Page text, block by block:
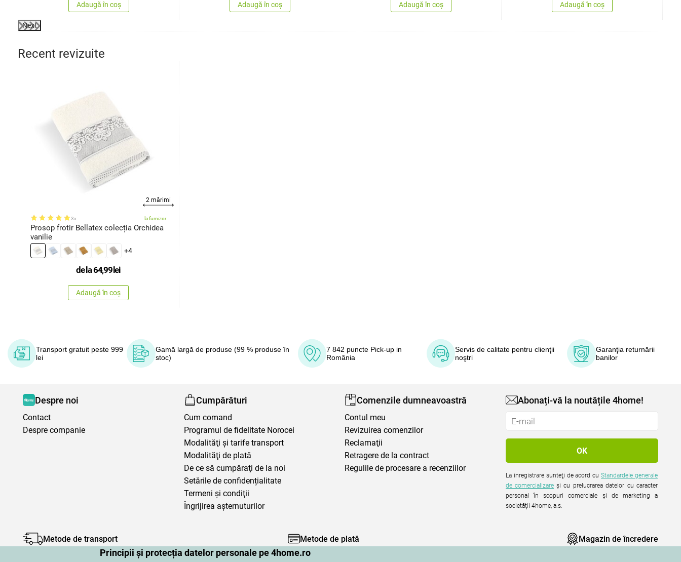
Principii și protecția datelor personale pe 4home.ro
Adaugă în coș Adaugă în coș Adaugă în coș Adaugă în coș
Next
Recent revizuite
2 mărimi
3x la furnizor
Prosop frotir Bellatex colecția Orchidea
vanilie
+4
de la64,99lei
Adaugă în coș
Transport gratuit peste 999
lei
Gamă largă de produse (99 % produse în
stoc)
7 842 puncte Pick-up in
România
Servis de calitate pentru clienţii
noştri
Garanţia returnării
banilor
Despre noi
Contact
Despre companie
Cumpărături
Cum comand
Programul de fidelitate Norocei
Modalităţi şi tarife transport
Modalităţi de plată
De ce să cumpăraţi de la noi
Setările de confidențialitate
Termeni şi condiţii
Îngrijirea așternuturilor
Comenzile dumneavoastră
Contul meu
Revizuirea comenzilor
Reclamaţii
Retragere de la contract
Regulile de procesare a recenziilor
Abonați-vă la noutățile 4home!
La inregistrare sunteţi de acord cuStandardele generale
de comercializare şi cu prelucrarea datelor cu caracter
personal în scopuri comerciale şi de marketing a
societăţii 4home, a.s.
Metode de transport Metode de plată Magazin de încredere